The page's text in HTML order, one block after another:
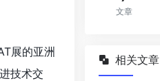
展的亚洲
技术交
文章
相关文章